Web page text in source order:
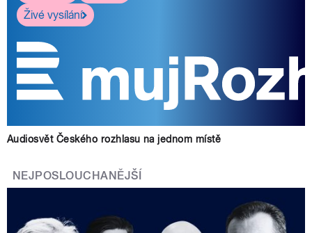
Živé vysílání
Audiosvět Českého rozhlasu na jednom místě
NEJPOSLOUCHANĚJŠÍ